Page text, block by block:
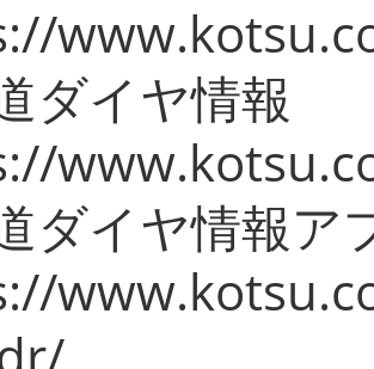
ダイヤ情報
ダイヤ情報ア